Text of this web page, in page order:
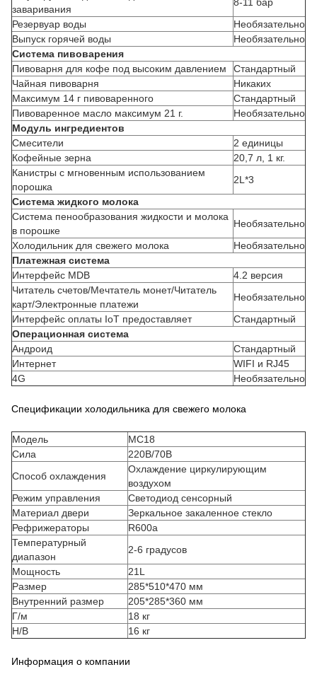
заваривания
Резервуар воды
Необязательно
Выпуск горячей воды
Необязательно
Система пивоварения
Пивоварня для кофе под высоким давлением
Стандартный
Чайная пивоварня
Никаких
Максимум 14 г пивоваренного
Стандартный
Пивоваренное масло максимум 21 г.
Необязательно
Модуль ингредиентов
Смесители
2 единицы
Кофейные зерна
20,7 л, 1 кг.
Канистры с мгновенным использованием
порошка
2L*3
Система жидкого молока
Система пенообразования жидкости и молока
в порошке
Необязательно
Холодильник для свежего молока
Необязательно
Платежная система
Интерфейс MDB
4.2 версия
Читатель счетов/Мечтатель монет/Читатель
карт/Электронные платежи
Необязательно
Интерфейс оплаты IoT предоставляет
Стандартный
Операционная система
Андроид
Стандартный
Интернет
WIFI и RJ45
4G
Необязательно
Спецификации холодильника для свежего молока
Модель
MC18
Сила
220В/70В
Способ охлаждения
Охлаждение циркулирующим
воздухом
Режим управления
Светодиод сенсорный
Материал двери
Зеркальное закаленное стекло
Рефрижераторы
R600a
Температурный
диапазон
2-6 градусов
Мощность
21L
Размер
285*510*470 мм
Внутренний размер
205*285*360 мм
Г/м
18 кг
Н/В
16 кг
Информация о компании